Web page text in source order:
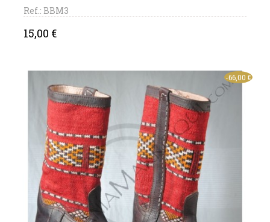
Ref.: BBM3
Price
15,00 €
-66,00 €